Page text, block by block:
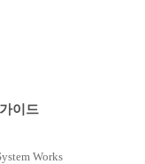
이드
Works